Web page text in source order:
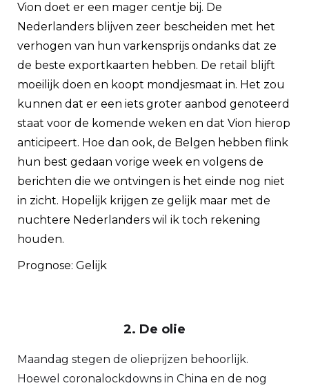
Vion doet er een mager centje bij. De
Nederlanders blijven zeer bescheiden met het
verhogen van hun varkensprijs ondanks dat ze
de beste exportkaarten hebben. De retail blijft
moeilijk doen en koopt mondjesmaat in. Het zou
kunnen dat er een iets groter aanbod genoteerd
staat voor de komende weken en dat Vion hierop
anticipeert. Hoe dan ook, de Belgen hebben flink
hun best gedaan vorige week en volgens de
berichten die we ontvingen is het einde nog niet
in zicht. Hopelijk krijgen ze gelijk maar met de
nuchtere Nederlanders wil ik toch rekening
houden.
Prognose: Gelijk
2. De olie
Maandag stegen de olieprijzen behoorlijk.
Hoewel coronalockdowns in China en de nog